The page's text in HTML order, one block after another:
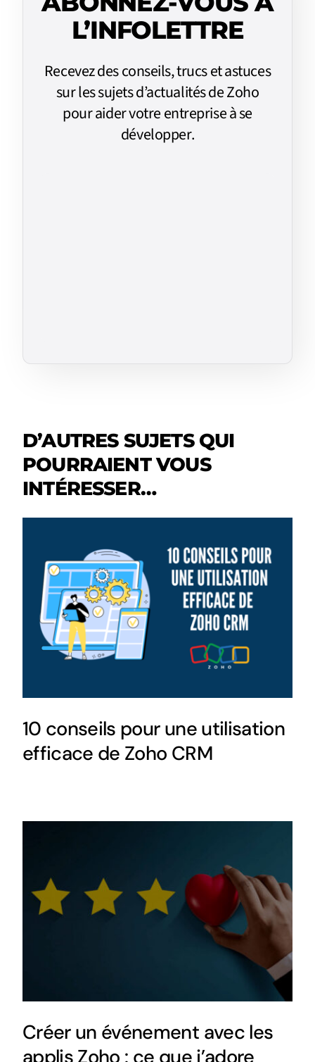
L’INFOLETTRE
Recevez des conseils, trucs et astuces
sur les sujets d’actualités de Zoho
pour aider votre entreprise à se
développer.
D’AUTRES SUJETS QUI
POURRAIENT VOUS
INTÉRESSER…
10 conseils pour une utilisation
efficace de Zoho CRM
Créer un événement avec les
applis Zoho : ce que j’adore